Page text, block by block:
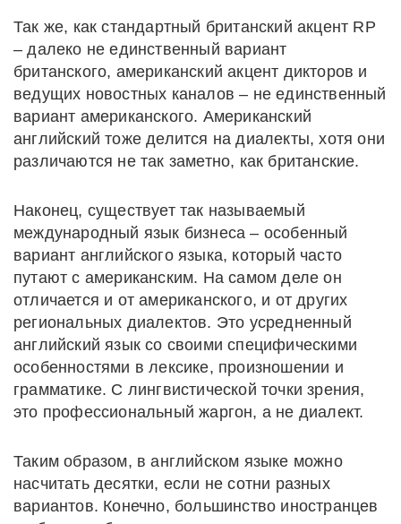
Так же, как стандартный британский акцент RP
– далеко не единственный вариант
британского, американский акцент дикторов и
ведущих новостных каналов – не единственный
вариант американского. Американский
английский тоже делится на диалекты, хотя они
различаются не так заметно, как британские.
Наконец, существует так называемый
международный язык бизнеса – особенный
вариант английского языка, который часто
путают с американским. На самом деле он
отличается и от американского, и от других
региональных диалектов. Это усредненный
английский язык со своими специфическими
особенностями в лексике, произношении и
грамматике. С лингвистической точки зрения,
это профессиональный жаргон, а не диалект.
Таким образом, в английском языке можно
насчитать десятки, если не сотни разных
вариантов. Конечно, большинство иностранцев